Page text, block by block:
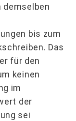
demselben
bis zum
Das
für den
keinen
im
der
sei